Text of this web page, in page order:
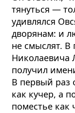
тянуться —
удивлялся
дворянам: и
не смыслят.
Николаевича
получил
В первый раз
как кучер, а
поместье как